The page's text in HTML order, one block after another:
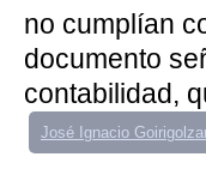
no cumplían
documento
contabilidad,
José Ignacio